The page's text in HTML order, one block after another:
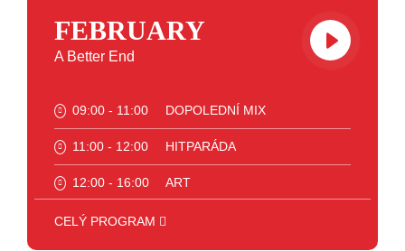
FEBRUARY
A Better End
09:00 - 11:00 DOPOLEDNÍ MIX
11:00 - 12:00 HITPARÁDA
12:00 - 16:00 ART
16:00 - 17:00
CELÝ PROGRAM